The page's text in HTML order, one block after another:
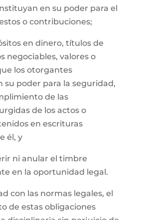
en su poder para el
o contribuciones;
en dinero, títulos de
negociables, valores o
los otorgantes
su poder para la seguridad,
de las
de los actos o
en escrituras
él, y
ni anular el timbre
en la oportunidad legal.
con las normas legales, el
de estas obligaciones